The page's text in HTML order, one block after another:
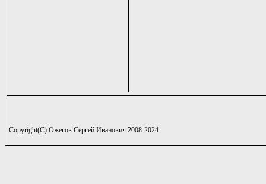
Copyright(C) Ожегов Сергей Иванович 2008-2024